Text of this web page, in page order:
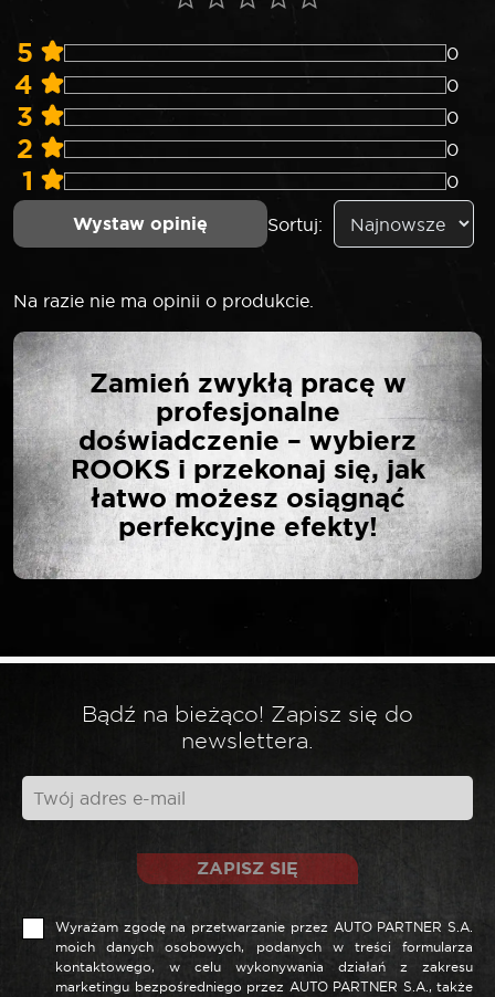
5 0
4 0
3 0
2 0
1 0
Wystaw opinię Sortuj:
Na razie nie ma opinii o produkcie.
NAPISZ PIERWSZĄ
OPINIĘ O „ROOKS
PODNOŚNIK
SAMOCHODOWY
NISKOPROFILOWY 3 T
75-505 MM ŻABA”
Twój adres email nie zostanie opublikowany.
Zamień zwykłą pracę w
profesjonalne
doświadczenie – wybierz
ROOKS i przekonaj się, jak
łatwo możesz osiągnąć
perfekcyjne efekty!
Bądź na bieżąco! Zapisz się do
newslettera.
ZAPISZ SIĘ
Wyrażam zgodę na przetwarzanie przez AUTO PARTNER S.A.
moich danych osobowych, podanych w treści formularza
kontaktowego, w celu wykonywania działań z zakresu
marketingu bezpośredniego przez AUTO PARTNER S.A., także